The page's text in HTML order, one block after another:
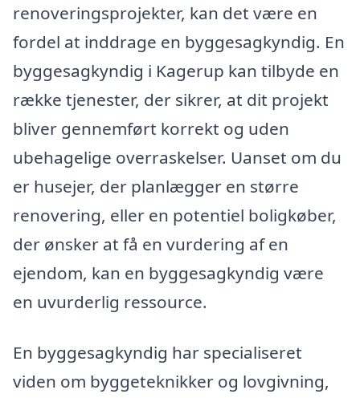
renoveringsprojekter, kan det være en
fordel at inddrage en byggesagkyndig. En
byggesagkyndig i Kagerup kan tilbyde en
række tjenester, der sikrer, at dit projekt
bliver gennemført korrekt og uden
ubehagelige overraskelser. Uanset om du
er husejer, der planlægger en større
renovering, eller en potentiel boligkøber,
der ønsker at få en vurdering af en
ejendom, kan en byggesagkyndig være
en uvurderlig ressource.
En byggesagkyndig har specialiseret
viden om byggeteknikker og lovgivning,